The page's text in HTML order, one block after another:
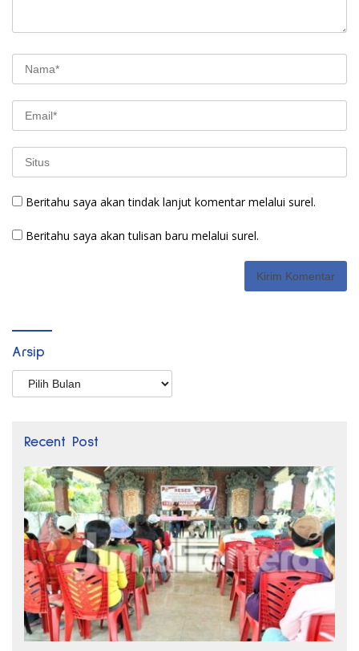
Beritahu saya akan tindak lanjut komentar melalui surel.
Beritahu saya akan tulisan baru melalui surel.
Arsip
Arsip
Recent Post